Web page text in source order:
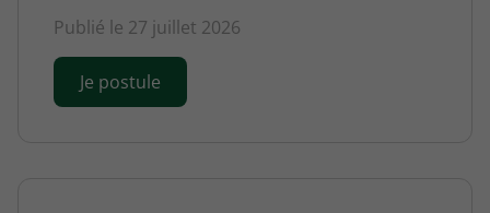
Publié le 27 juillet 2026
Je postule